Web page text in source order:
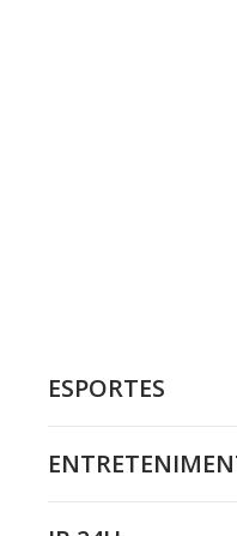
ESPORTES